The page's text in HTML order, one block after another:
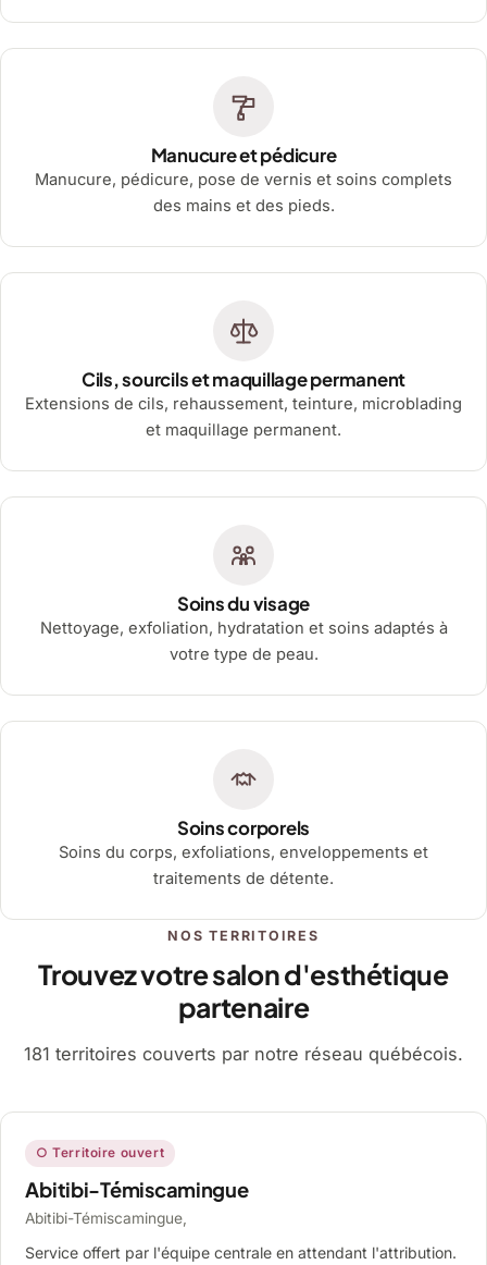
Manucure et pédicure
Manucure, pédicure, pose de vernis et soins complets
des mains et des pieds.
Cils, sourcils et maquillage permanent
Extensions de cils, rehaussement, teinture, microblading
et maquillage permanent.
Soins du visage
Nettoyage, exfoliation, hydratation et soins adaptés à
votre type de peau.
Soins corporels
Soins du corps, exfoliations, enveloppements et
traitements de détente.
NOS TERRITOIRES
Trouvez votre salon d'esthétique
partenaire
181 territoires couverts par notre réseau québécois.
○ Territoire ouvert
Abitibi-Témiscamingue
Abitibi-Témiscamingue,
Service offert par l'équipe centrale en attendant l'attribution.